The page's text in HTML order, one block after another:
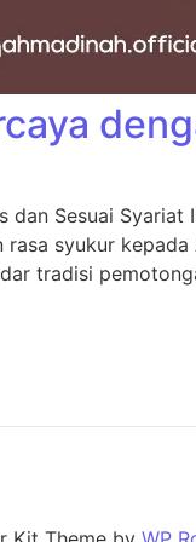
Sesuai
syukur
tradisi